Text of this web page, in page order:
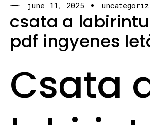
june 11, 2025
csata a
pdf ingyenes
Csata